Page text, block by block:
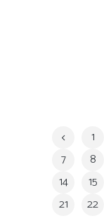
1
7
8
14
15
21
22